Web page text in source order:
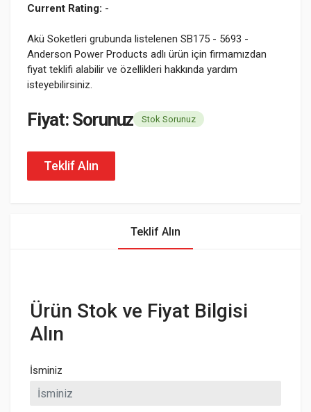
Current Rating: -
Akü Soketleri grubunda listelenen SB175 - 5693 -
Anderson Power Products adlı ürün için firmamızdan
fiyat teklifi alabilir ve özellikleri hakkında yardım
isteyebilirsiniz.
Fiyat: Sorunuz Stok Sorunuz
Teklif Alın
Teklif Alın
Ürün Stok ve Fiyat Bilgisi
Alın
İsminiz